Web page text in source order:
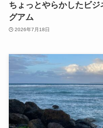
ちょっとやらかしたビ
グアム
2026年7月18日